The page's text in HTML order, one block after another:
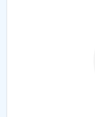
Comisie de etica